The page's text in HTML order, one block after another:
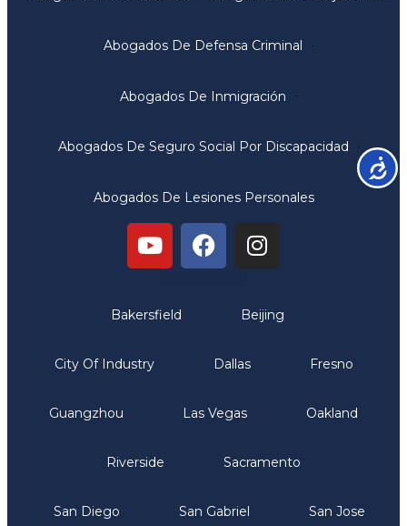
Abogados De Defensa Criminal
Abogados De Inmigración
Abogados De Seguro Social Por Discapacidad
Abogados De Lesiones Personales
Bakersfield Beijing
City Of Industry Dallas Fresno
Guangzhou Las Vegas Oakland
Riverside Sacramento
San Diego San Gabriel San Jose